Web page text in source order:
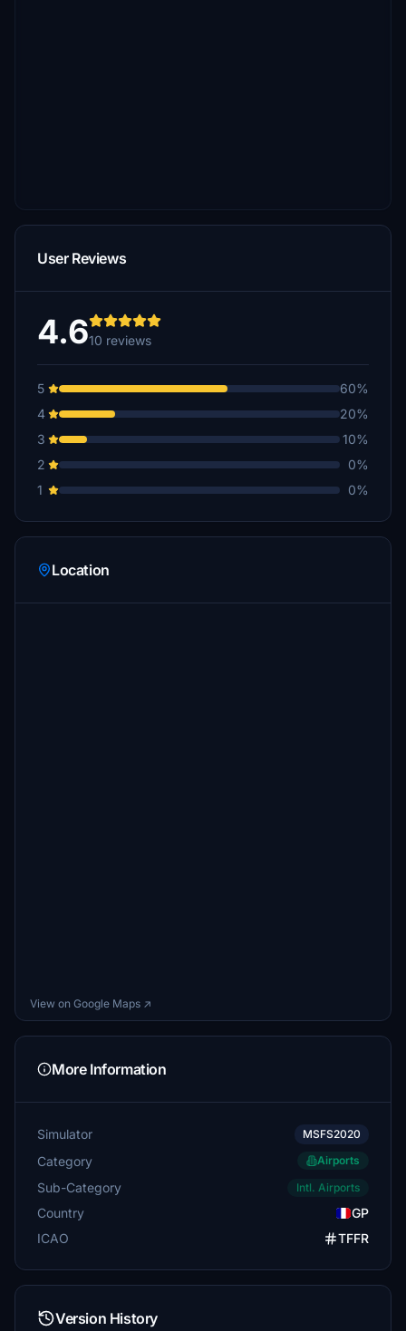
User Reviews
4.610 reviews
5
60%
4
20%
3
10%
2
0%
1
0%
Location
View on Google Maps ↗
More Information
Simulator MSFS2020
Category Airports
Sub-Category Intl. Airports
Country
GP
ICAO
TFFR
Version History